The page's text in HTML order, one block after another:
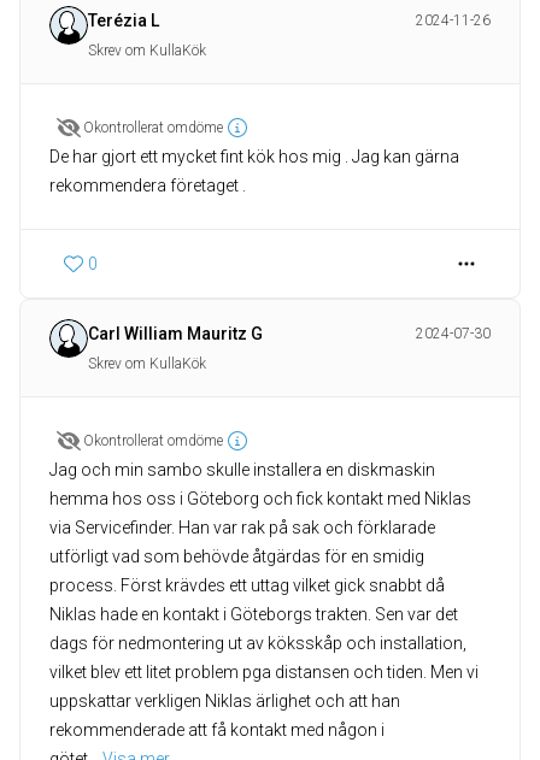
Terézia L
2024-11-26
Skrev om KullaKök
Okontrollerat omdöme
De har gjort ett mycket fint kök hos mig . Jag kan gärna
rekommendera företaget .
0
Carl William Mauritz G
2024-07-30
Skrev om KullaKök
Okontrollerat omdöme
Jag och min sambo skulle installera en diskmaskin
hemma hos oss i Göteborg och fick kontakt med Niklas
via Servicefinder. Han var rak på sak och förklarade
utförligt vad som behövde åtgärdas för en smidig
process. Först krävdes ett uttag vilket gick snabbt då
Niklas hade en kontakt i Göteborgs trakten. Sen var det
dags för nedmontering ut av köksskåp och installation,
vilket blev ett litet problem pga distansen och tiden. Men vi
uppskattar verkligen Niklas ärlighet och att han
rekommenderade att få kontakt med någon i